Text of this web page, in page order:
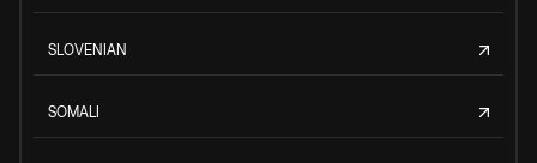
SLOVENIAN
SOMALI